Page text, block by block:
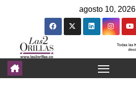
agosto 10, 2026